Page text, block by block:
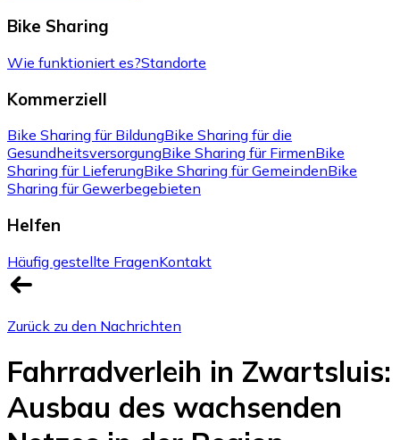
Bike Sharing
Wie funktioniert es?Standorte
Kommerziell
Bike Sharing für BildungBike Sharing für die
GesundheitsversorgungBike Sharing für FirmenBike
Sharing für LieferungBike Sharing für GemeindenBike
Sharing für Gewerbegebieten
Helfen
Häufig gestellte FragenKontakt
Zurück zu den Nachrichten
Fahrradverleih in Zwartsluis:
Ausbau des wachsenden